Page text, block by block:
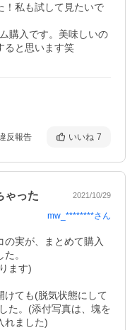
！私も試して見たいで
購入です。美味しいの
ると思います笑
反報告 いいね 7
ゃった 2021/10/29
mw_********さん
実が、まとめて購入
。
ます)
けても(脱気状態にして
た。(添付写真は、塊を
れました)